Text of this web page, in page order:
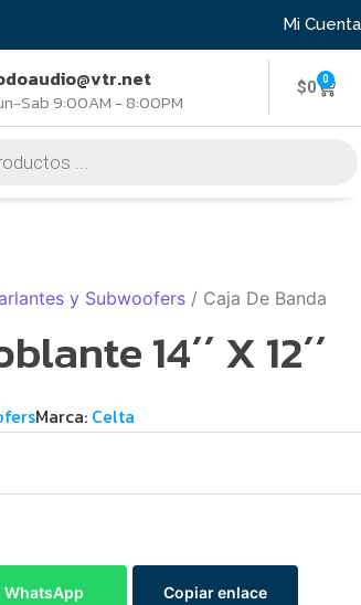
Mi Cuenta
Sab 9:00AM - 8:00PM
$0 0
y Subwoofers / Caja De Banda
14´´ X 12´´
Marca: Celta
WhatsApp Copiar enlace